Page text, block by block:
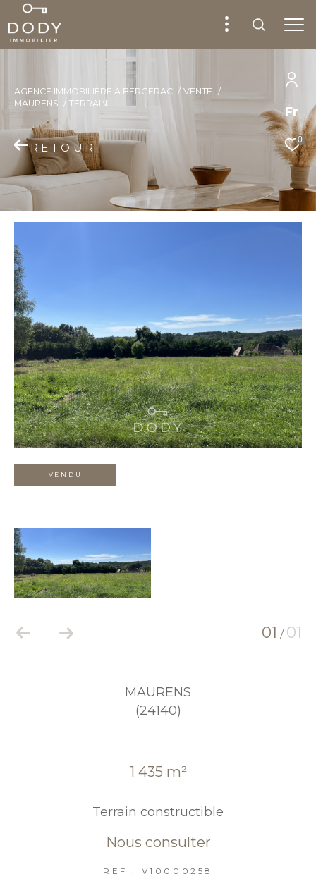
Fr
0
AGENCE IMMOBILIÈRE À BERGERAC
VENTE
MAURENS
TERRAIN
RETOUR
VENDU
01 / 01
MAURENS
(24140)
1 435 m²
Terrain constructible
Nous consulter
REF : V10000258